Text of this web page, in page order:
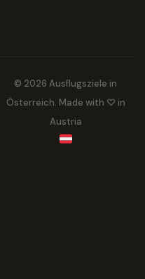
© 2026 Ausflugsziele in
Österreich. Made with ♡ in
Austria